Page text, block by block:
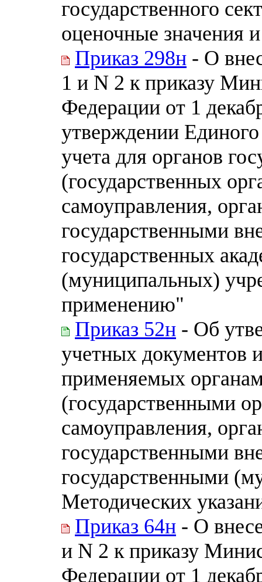
государственного
оценочные значения
Приказ 298н - О
1 и N 2 к приказу
Федерации от 1
утверждении Единого
учета для органов
(государственных
самоуправления,
государственными
государственных
(муниципальных)
применению"
Приказ 52н - Об
учетных документов
применяемых
(государственными
самоуправления,
государственными
государственными
Методических
Приказ 64н - О
и N 2 к приказу
Федерации от 1